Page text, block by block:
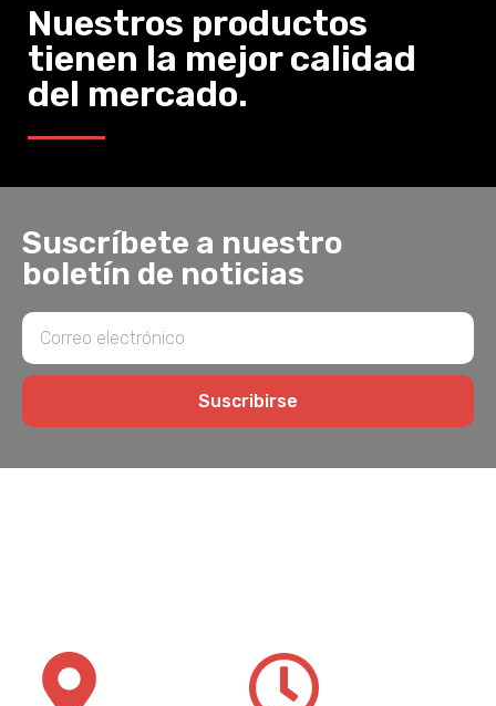
Nuestros productos
tienen la mejor calidad
del mercado.
Suscríbete a nuestro
boletín de noticias
Suscribirse